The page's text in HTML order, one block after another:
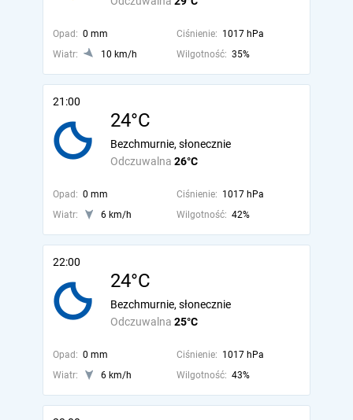
Opad: 0 mm Ciśnienie: 1017 hPa
Wiatr:
10 km/h Wilgotność: 35%
21:00
24°C
Odczuwalna 26°C
Bezchmurnie, słonecznie
Opad: 0 mm Ciśnienie: 1017 hPa
Wiatr:
6 km/h Wilgotność: 42%
22:00
24°C
Odczuwalna 25°C
Bezchmurnie, słonecznie
Opad: 0 mm Ciśnienie: 1017 hPa
Wiatr:
6 km/h Wilgotność: 43%